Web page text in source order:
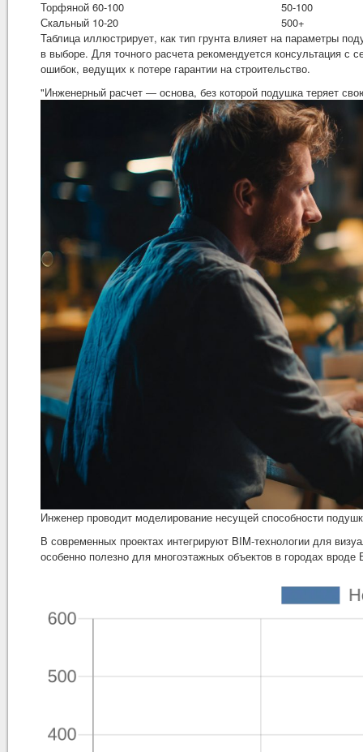
Торфяной 60-100
50-100
Скальный 10-20
500+
Таблица иллюстрирует, как тип грунта влияет на параметры
в выборе. Для точного расчета рекомендуется консультация
ошибок, ведущих к потере гарантии на строительство.
"Инженерный расчет — основа, без которой подушка теряет
Инженер проводит моделирование несущей способности
В современных проектах интегрируют BIM-технологии для
особенно полезно для многоэтажных объектов в городах